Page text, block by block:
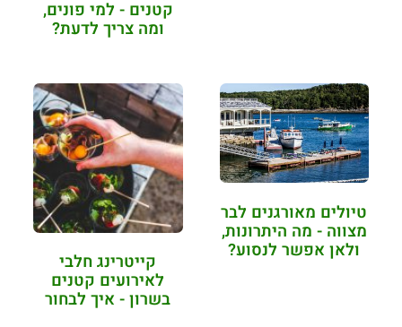
קטנים - למי פונים,
ומה צריך לדעת?
טיולים מאורגנים לבר
מצווה - מה היתרונות,
ולאן אפשר לנסוע? קייטרינג חלבי
לאירועים קטנים
בשרון - איך לבחור